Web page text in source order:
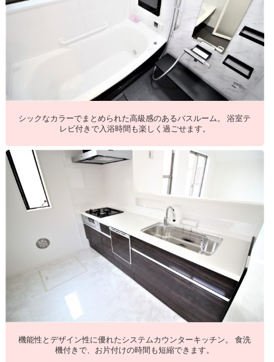
シックなカラーでまとめられた高級感のあるバスルーム。 浴室テ
レビ付きで入浴時間も楽しく過ごせます。
機能性とデザイン性に優れたシステムカウンターキッチン。 食洗
機付きで、お片付けの時間も短縮できます。